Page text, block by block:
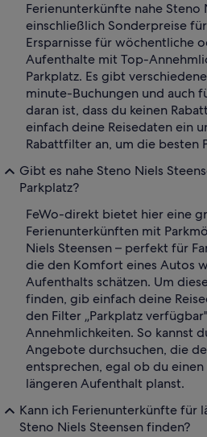
Ferienunterkünfte nahe Steno
einschließlich Sonderpreise
Ersparnisse für wöchentliche
Aufenthalte mit Top-
Parkplatz. Es gibt
minute-Buchungen und auch
daran ist, dass du keinen
einfach deine Reisedaten ein
Rabattfilter an, um die besten
Gibt es nahe Steno Niels
Parkplatz?
FeWo-direkt bietet hier eine
Ferienunterkünften mit
Niels Steensen – perfekt für
die den Komfort eines Autos
Aufenthalts schätzen. Um
finden, gib einfach deine
den Filter „Parkplatz
Annehmlichkeiten. So kannst
Angebote durchsuchen, die
entsprechen, egal ob du
längeren Aufenthalt planst.
Kann ich Ferienunterkünfte für
Steno Niels Steensen finden?